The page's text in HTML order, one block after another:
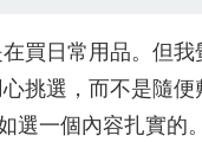
買日常用品。但
挑選，而不是隨
選一個內容扎實的。